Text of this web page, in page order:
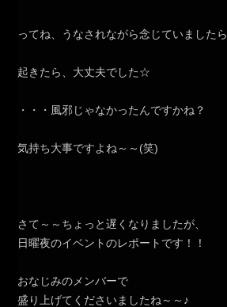
ってね、うなされながら念じていましたら
起きたら、大丈夫でした☆
・・・風邪じゃなかったんですかね？
気持ち大事ですよね～～(笑)
さて～～ちょっと遅くなりましたが、
日曜夜のイベントのレポートです！！
おなじみのメンバーで
盛り上げてくださいましたね～～♪